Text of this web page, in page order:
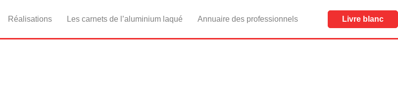
Réalisations Les carnets de l’aluminium laqué Annuaire des professionnels Livre blanc